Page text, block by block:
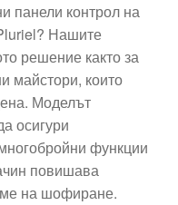
панели контрол на
Нашите
решение както за
майстори, които
Моделът
осигури
функции
повишава
на шофиране.